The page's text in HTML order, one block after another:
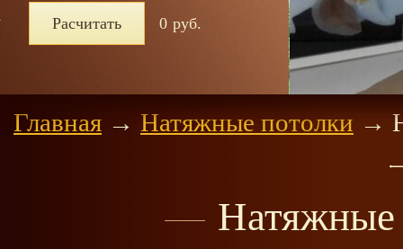
Расчитать 0 руб.
цене
Главная → Натяжные потолки →
Натяжные